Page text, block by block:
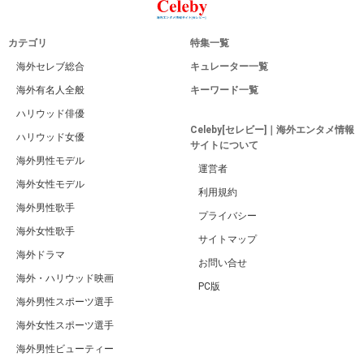
カテゴリ
海外セレブ総合
海外有名人全般
ハリウッド俳優
ハリウッド女優
海外男性モデル
海外女性モデル
海外男性歌手
海外女性歌手
海外ドラマ
海外・ハリウッド映画
海外男性スポーツ選手
海外女性スポーツ選手
海外男性ビューティー
特集一覧
キュレーター一覧
キーワード一覧
Celeby[セレビー]｜海外エンタメ情報
サイトについて
運営者
利用規約
プライバシー
サイトマップ
お問い合せ
PC版